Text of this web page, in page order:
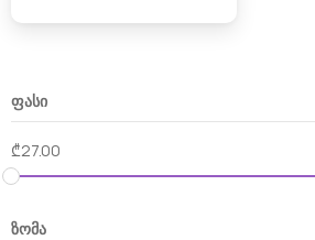
ფასი
₾27.00
ზომა